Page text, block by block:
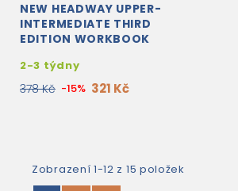
NEW HEADWAY UPPER-
INTERMEDIATE THIRD
EDITION WORKBOOK
2-3 týdny
378 Kč -15% 321 Kč
Zobrazení 1-12 z 15 položek